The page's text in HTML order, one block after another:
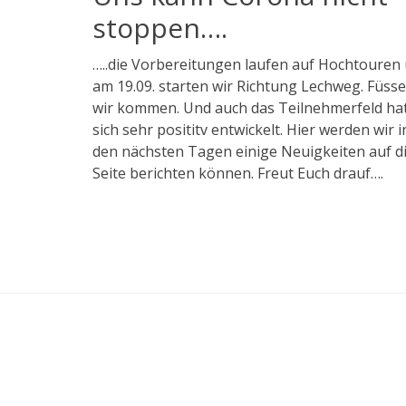
stoppen….
Veröffentlicht
August
2020
10
Kommentare
…..die Vorbereitungen laufen auf Hochtouren
am 19.09. starten wir Richtung Lechweg.
wir kommen. Und auch das Teilnehmerfeld
sich sehr posititv entwickelt. Hier werden wir
den nächsten Tagen einige Neuigkeiten auf
Seite berichten können. Freut Euch drauf….